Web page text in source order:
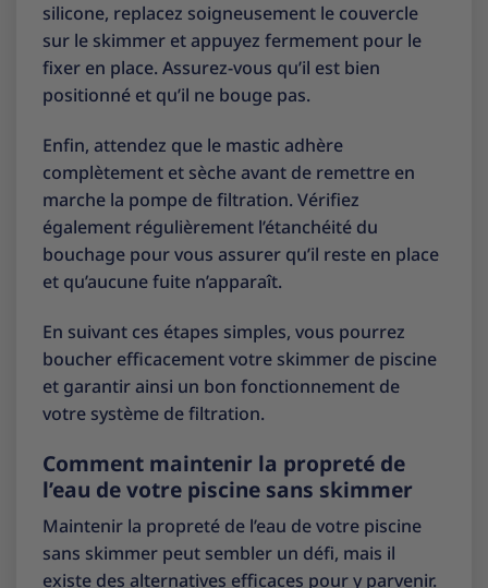
silicone, replacez soigneusement le couvercle
sur le skimmer et appuyez fermement pour le
fixer en place. Assurez-vous qu’il est bien
positionné et qu’il ne bouge pas.
Enfin, attendez que le mastic adhère
complètement et sèche avant de remettre en
marche la pompe de filtration. Vérifiez
également régulièrement l’étanchéité du
bouchage pour vous assurer qu’il reste en place
et qu’aucune fuite n’apparaît.
En suivant ces étapes simples, vous pourrez
boucher efficacement votre skimmer de piscine
et garantir ainsi un bon fonctionnement de
votre système de filtration.
Comment maintenir la propreté de
l’eau de votre piscine sans skimmer
Maintenir la propreté de l’eau de votre piscine
sans skimmer peut sembler un défi, mais il
existe des alternatives efficaces pour y parvenir.